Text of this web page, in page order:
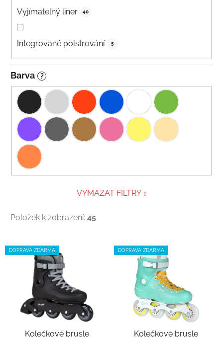
Vyjímatelný liner 40
Integrované polstrování 5
Barva ?
VYMAZAT FILTRY
Položek k zobrazení: 45
Výpis produktů
DOPRAVA ZDARMA
Kolečkové brusle
DOPRAVA ZDARMA
Kolečkové brusle